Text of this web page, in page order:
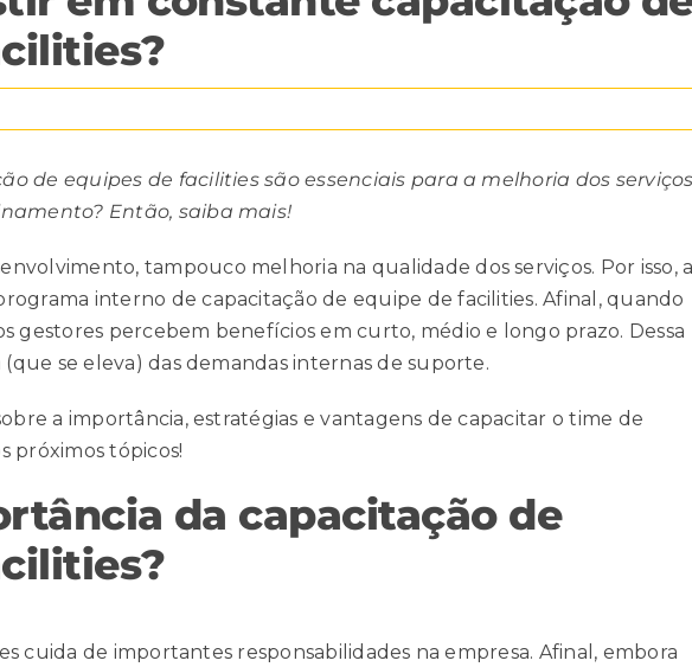
de equipes de facilities são essenciais para a melhoria dos
Então, saiba mais!
tampouco melhoria na qualidade dos serviços. Por isso,
interno de capacitação de equipe de facilities. Afinal, quando
gestores percebem benefícios em curto, médio e longo prazo. Dessa
se eleva) das demandas internas de suporte.
a importância, estratégias e vantagens de capacitar o time de
próximos tópicos!
da capacitação de
cuida de importantes responsabilidades na empresa. Afinal, embora